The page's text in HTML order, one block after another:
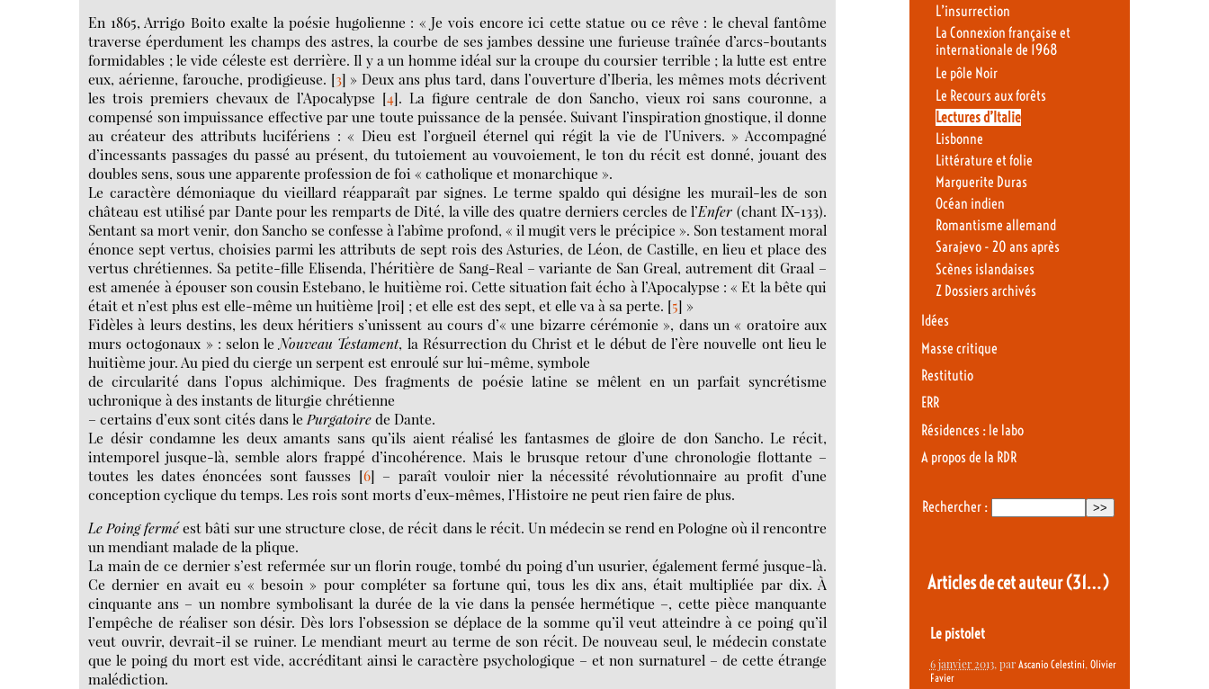
En 1865, Arrigo Boito exalte la poésie hugolienne : « Je vois encore ici cette statue ou ce rêve : le cheval fantôme
traverse éperdument les champs des astres, la courbe de ses jambes dessine une furieuse traînée d’arcs-boutants
formidables ; le vide céleste est derrière. Il y a un homme idéal sur la croupe du coursier terrible ; la lutte est entre
eux, aérienne, farouche, prodigieuse. [3] » Deux ans plus tard, dans l’ouverture d’Iberia, les mêmes mots décrivent
les trois premiers chevaux de l’Apocalypse [4]. La figure centrale de don Sancho, vieux roi sans couronne, a
compensé son impuissance effective par une toute puissance de la pensée. Suivant l’inspiration gnostique, il donne
au créateur des attributs lucifériens : « Dieu est l’orgueil éternel qui régit la vie de l’Univers. » Accompagné
d’incessants passages du passé au présent, du tutoiement au vouvoiement, le ton du récit est donné, jouant des
doubles sens, sous une apparente profession de foi « catholique et monarchique ».
Le caractère démoniaque du vieillard réapparaît par signes. Le terme spaldo qui désigne les murail-les de son
château est utilisé par Dante pour les remparts de Dité, la ville des quatre derniers cercles de l’Enfer (chant IX-133).
Sentant sa mort venir, don Sancho se confesse à l’abîme profond, « il mugit vers le précipice ». Son testament moral
énonce sept vertus, choisies parmi les attributs de sept rois des Asturies, de Léon, de Castille, en lieu et place des
vertus chrétiennes. Sa petite-fille Elisenda, l’héritière de Sang-Real – variante de San Greal, autrement dit Graal –
est amenée à épouser son cousin Estebano, le huitième roi. Cette situation fait écho à l’Apocalypse : « Et la bête qui
était et n’est plus est elle-même un huitième [roi] ; et elle est des sept, et elle va à sa perte. [5] »
Fidèles à leurs destins, les deux héritiers s’unissent au cours d’« une bizarre cérémonie », dans un « oratoire aux
murs octogonaux » : selon le Nouveau Testament, la Résurrection du Christ et le début de l’ère nouvelle ont lieu le
huitième jour. Au pied du cierge un serpent est enroulé sur lui-même, symbole
de circularité dans l’opus alchimique. Des fragments de poésie latine se mêlent en un parfait syncrétisme
uchronique à des instants de liturgie chrétienne
– certains d’eux sont cités dans le Purgatoirede Dante.
Le désir condamne les deux amants sans qu’ils aient réalisé les fantasmes de gloire de don Sancho. Le récit,
intemporel jusque-là, semble alors frappé d’incohérence. Mais le brusque retour d’une chronologie flottante –
toutes les dates énoncées sont fausses [6] – paraît vouloir nier la nécessité révolutionnaire au profit d’une
conception cyclique du temps. Les rois sont morts d’eux-mêmes, l’Histoire ne peut rien faire de plus.
Le Poing ferméest bâti sur une structure close, de récit dans le récit. Un médecin se rend en Pologne où il rencontre
un mendiant malade de la plique.
La main de ce dernier s’est refermée sur un florin rouge, tombé du poing d’un usurier, également fermé jusque-là.
Ce dernier en avait eu « besoin » pour compléter sa fortune qui, tous les dix ans, était multipliée par dix. À
cinquante ans – un nombre symbolisant la durée de la vie dans la pensée hermétique –, cette pièce manquante
l’empêche de réaliser son désir. Dès lors l’obsession se déplace de la somme qu’il veut atteindre à ce poing qu’il
veut ouvrir, devrait-il se ruiner. Le mendiant meurt au terme de son récit. De nouveau seul, le médecin constate
que le poing du mort est vide, accréditant ainsi le caractère psychologique – et non surnaturel – de cette étrange
malédiction.
L’insurrection
La Connexion française et
internationale de 1968
Le pôle Noir
Le Recours aux forêts
Lectures d’Italie
Lisbonne
Littérature et folie
Marguerite Duras
Océan indien
Romantisme allemand
Sarajevo - 20 ans après
Scènes islandaises
Z Dossiers archivés
Idées
Masse critique
Restitutio
ERR
Résidences : le labo
A propos de la RDR
Rechercher :
Articles de cet auteur(31…)
Le pistolet
6 janvier 2013, par Ascanio Celestini, Olivier
Favier